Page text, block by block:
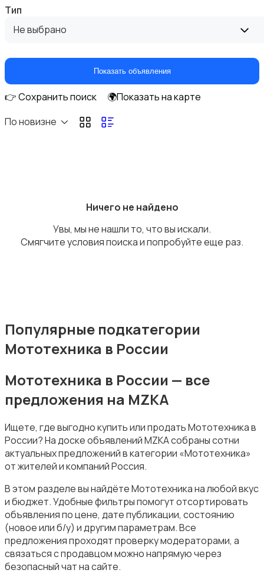
Автобусы и грузовики
Спецтехника
Автомобильные номера
Тип
Не выбрано
Показать объявления
👉 Сохранить поиск
🌍Показать на карте
По новизне
Ничего не найдено
Увы, мы не нашли то, что вы искали.
Смягчите условия поиска и попробуйте еще раз.
Популярные подкатегории
Мототехника в России
Мототехника в России — все
предложения на MZKA
Ищете, где выгодно купить или продать Мототехника в
России? На доске объявлений MZKA собраны сотни
актуальных предложений в категории «Мототехника»
от жителей и компаний Россия.
В этом разделе вы найдёте Мототехника на любой вкус
и бюджет. Удобные фильтры помогут отсортировать
объявления по цене, дате публикации, состоянию
(новое или б/у) и другим параметрам. Все
предложения проходят проверку модераторами, а
связаться с продавцом можно напрямую через
безопасный чат на сайте.